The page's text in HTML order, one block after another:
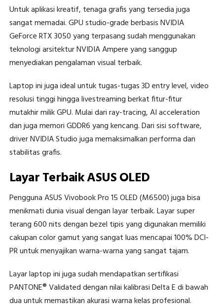
Untuk aplikasi kreatif, tenaga grafis yang tersedia juga
sangat memadai. GPU studio-grade berbasis NVIDIA
GeForce RTX 3050 yang terpasang sudah menggunakan
teknologi arsitektur NVIDIA Ampere yang sanggup
menyediakan pengalaman visual terbaik.
Laptop ini juga ideal untuk tugas-tugas 3D entry level, video
resolusi tinggi hingga livestreaming berkat fitur-fitur
mutakhir milik GPU. Mulai dari ray-tracing, AI acceleration
dan juga memori GDDR6 yang kencang. Dari sisi software,
driver NVIDIA Studio juga memaksimalkan performa dan
stabilitas grafis.
Layar Terbaik ASUS OLED
Pengguna ASUS Vivobook Pro 15 OLED (M6500) juga bisa
menikmati dunia visual dengan layar terbaik. Layar super
terang 600 nits dengan bezel tipis yang digunakan memiliki
cakupan color gamut yang sangat luas mencapai 100% DCI-
PR untuk menyajikan warna-warna yang sangat tajam.
Layar laptop ini juga sudah mendapatkan sertifikasi
PANTONE® Validated dengan nilai kalibrasi Delta E di bawah
dua untuk memastikan akurasi warna kelas profesional.